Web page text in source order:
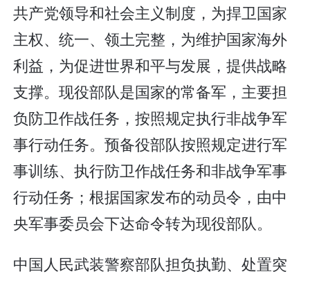
共产党领导和社会主义制度，为捍卫国家
主权、统一、领土完整，为维护国家海外
利益，为促进世界和平与发展，提供战略
支撑。现役部队是国家的常备军，主要担
负防卫作战任务，按照规定执行非战争军
事行动任务。预备役部队按照规定进行军
事训练、执行防卫作战任务和非战争军事
行动任务；根据国家发布的动员令，由中
央军事委员会下达命令转为现役部队。
中国人民武装警察部队担负执勤、处置突